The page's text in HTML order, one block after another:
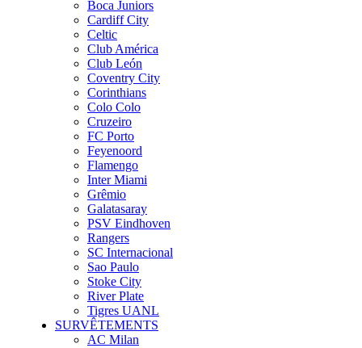
Boca Juniors
Cardiff City
Celtic
Club América
Club León
Coventry City
Corinthians
Colo Colo
Cruzeiro
FC Porto
Feyenoord
Flamengo
Inter Miami
Grêmio
Galatasaray
PSV Eindhoven
Rangers
SC Internacional
Sao Paulo
Stoke City
River Plate
Tigres UANL
SURVÊTEMENTS
AC Milan